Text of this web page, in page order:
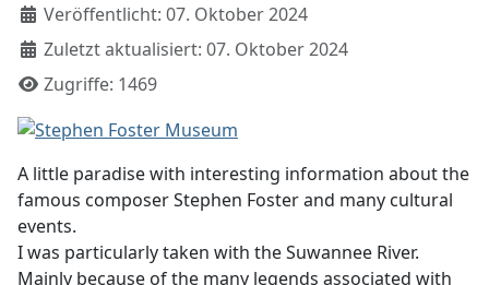
Veröffentlicht: 07. Oktober 2024
Zuletzt aktualisiert: 07. Oktober 2024
Zugriffe: 1469
A little paradise with interesting information about the
famous composer Stephen Foster and many cultural
events.
I was particularly taken with the Suwannee River.
Mainly because of the many legends associated with